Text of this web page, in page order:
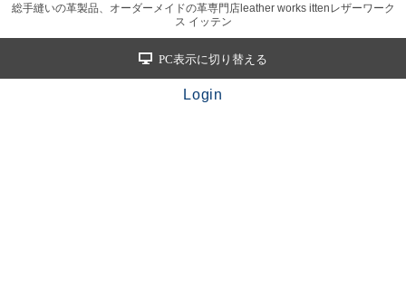
総手縫いの革製品、オーダーメイドの革専門店leather works ittenレザーワーク
ス イッテン
PC表示に切り替える
Login